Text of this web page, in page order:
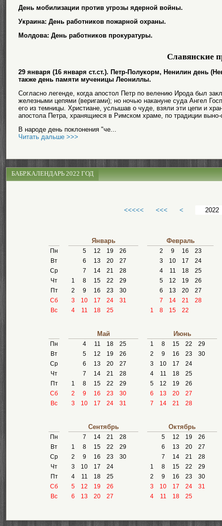
День мобилизации против угрозы ядерной войны.
Украина: День работников пожарной охраны.
Молдова: День работников прокуратуры.
Славянские
29 января (16 января ст.ст.). Петр-Полукорм, Ненилин день
также день памяти мученицы Леониллы.
Согласно легенде, когда апостол Петр по велению Ирода был
железными цепями (веригами); но ночью накануне суда Ангел
его из темницы. Христиане, услышав о чуде, взяли эти цепи и
апостола Петра, хранящиеся в Римском храме, по традиции выно-
В народе день поклонения "че...
Читать дальше >>>
БАБР.КАЛЕНДАРЬ 2022 ГОД
<<<<< <<< <
Пн
Вт
Ср
Чт
Пт
Сб
Вс
Январь
5 12 19
26
6
13 20
27
7
14 21
28
1
8 15 22
29
2
9 16 23
30
3
10 17 24
31
4
11 18 25
Февраль
2 9 16
23
3
10 17
24
4
11 18
25
5
12 19
26
6
13 20
27
7
14 21
28
1
8 15 22
Пн
Вт
Ср
Чт
Пт
Сб
Вс
Май
4 11 18
25
5
12 19
26
6
13 20
27
7
14 21
28
1
8 15 22
29
2
9 16 23
30
3
10 17 24 31
Июнь
1 8 15 22
29
2
9 16 23
30
3
10 17
24
4
11 18
25
5
12 19
26
6
13 20
27
7
14 21 28
Пн
Вт
Ср
Чт
Пт
Сб
Вс
Сентябрь
7 14 21
28
1
8 15 22
29
2
9 16 23
30
3
10 17
24
4
11 18
25
5
12 19
26
6
13 20 27
Октябрь
5 12 19
26
6
13 20
27
7
14 21
28
1
8 15 22
29
2
9 16 23
30
3
10 17 24
31
4
11 18 25